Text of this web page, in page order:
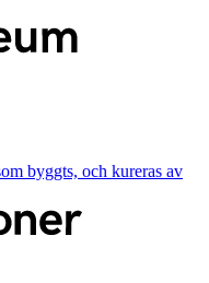
byggts, och kureras av